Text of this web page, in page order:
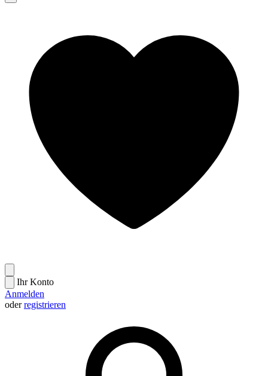
Ihr Konto
Anmelden
oderregistrieren